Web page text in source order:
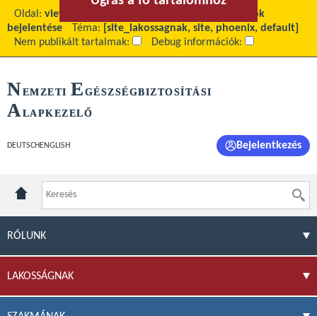
Oldal: view
Külföldön munkát vállalók
bejelentése
Téma:
[site_lakossagnak, site, phoenix, default]
Nem publikált tartalmak:
Debug információk:
NEMZETI E GÉSZSÉGBIZTOSÍTÁSI
ALAPKEZELŐ
DEUTSCH ENGLISH Bejelentkezés
RÓLUNK
LAKOSSÁGNAK